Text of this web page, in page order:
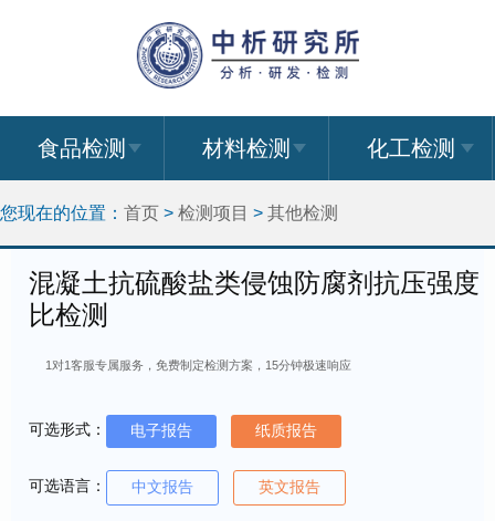
食品检测 材料检测 化工检测
您现在的位置： 首页 > 检测项目 > 其他检测
混凝土抗硫酸盐类侵蚀防腐剂抗压强度
比检测
1对1客服专属服务，免费制定检测方案，15分钟极速响应
可选形式： 电子报告 纸质报告
可选语言： 中文报告 英文报告